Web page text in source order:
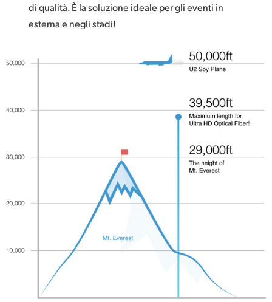
di qualità. È la soluzione ideale per gli eventi in
esterna e negli stadi!